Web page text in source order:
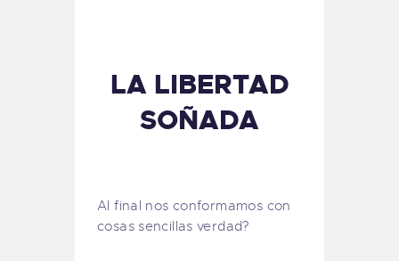
LA LIBERTAD
SOÑADA
Al final nos conformamos con
cosas sencillas verdad?